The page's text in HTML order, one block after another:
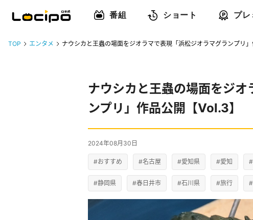
番組 ショート プレ
TOP エンタメ ナウシカと王蟲の場面をジオラマで表現「浜松ジオラマグランプリ」
ナウシカと王蟲の場面をジ
ンプリ」作品公開【Vol.3】
2024年08月30日
#おすすめ #名古屋 #愛知県 #愛知
#静岡県 #春日井市 #石川県 #旅行